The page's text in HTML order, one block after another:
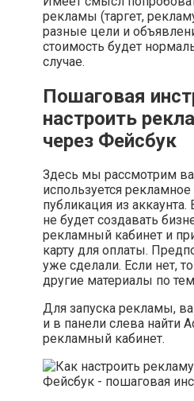
рекламы (таргет,
разные цели и
стоимость будет
случае.
Пошаговая
настроить
через Фейсбук
Здесь мы рассмотрим
используется
публикация из
не будет создавать
рекламный кабинет и
карту для оплаты.
уже сделали. Если нет,
другие материалы по
Для запуска рекламы,
и в панели слева найти
рекламный кабинет.